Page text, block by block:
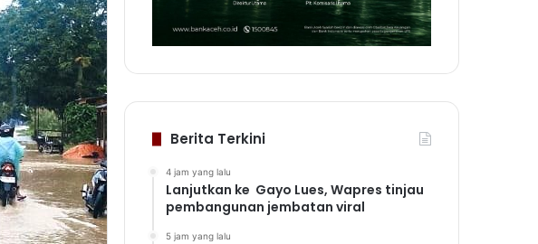
Berita Terkini
4 jam yang lalu
Lanjutkan ke Gayo Lues, Wapres tinjau
pembangunan jembatan viral
5 jam yang lalu